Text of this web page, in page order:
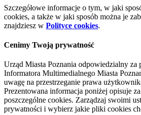
Szczegółowe informacje o tym, w jaki
cookies, a także w jaki sposób można je
znajdziesz w Polityce cookies.
Cenimy Twoją prywatność
Urząd Miasta Poznania odpowiedzialny za
Informatora Multimedialnego Miasta
uwagę na przestrzeganie prawa
Prezentowana informacja poniżej opisuje
poszczególne cookies. Zarządzaj swoimi
prywatności i wybierz jakie pliki cookies